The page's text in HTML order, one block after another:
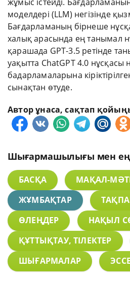
моделдері (LLM) негізінде
Бағдарламаның бірнеше
халық арасында ең танымал
қарашада GPT-3.5 ретінде
уақытта ChatGPT 4.0 нұсқасы
бадарламаларына
сынақтан өтуде.
Автор ұнаса, сақтап
Шығармашылығы мен
БАСҚА
МАҚАЛ-
ЖҰМБАҚТАР
ӨЛЕҢДЕР
НАҚЫЛ
ҚҰТТЫҚТАУ, ТІЛЕКТЕР
ШЫҒАРМАЛАР